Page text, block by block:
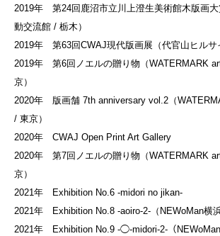
2019年 第24回鹿沼市立川上澄生美術館木版画
動交流館 / 栃木）
2019年 第63回CWAJ現代版画展（代官山ヒルサ
2019年 第6回ノエルの贈り物（WATERMARK
京）
2020年 版画舗 7th anniversary vol.2（
/ 東京）
2020年 CWAJ Open Print Art Gallery
2020年 第7回ノエルの贈り物（WATERMARK
京）
2021年 Exhibition No.6 -midori no jikan-
2021年 Exhibition No.8 -aoiro-2-（NEWoMan横
2021年 Exhibition No.9 -◯-midori-2-（NEWoMan